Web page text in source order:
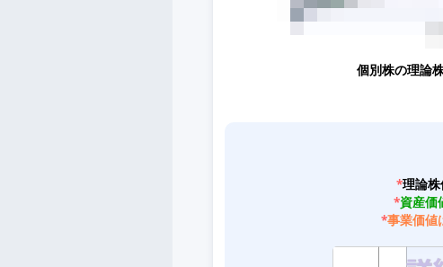
個別株の理論
*理論
*資産価
*事業価値